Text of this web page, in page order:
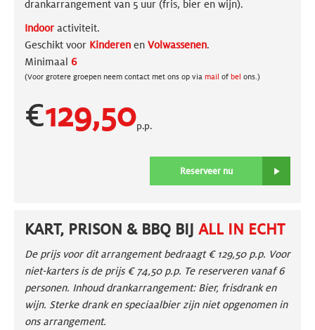
drankarrangement van 5 uur (fris, bier en wijn).
Indoor activiteit.
Geschikt voor Kinderen en Volwassenen.
Minimaal 6
(Voor grotere groepen neem contact met ons op via mail of bel ons.)
€129,50p.p.
Reserveer nu
KART, PRISON & BBQ BIJ ALL IN ECHT
De prijs voor dit arrangement bedraagt € 129,50 p.p. Voor
niet-karters is de prijs € 74,50 p.p. Te reserveren vanaf 6
personen. Inhoud drankarrangement: Bier, frisdrank en
wijn. Sterke drank en speciaalbier zijn niet opgenomen in
ons arrangement.